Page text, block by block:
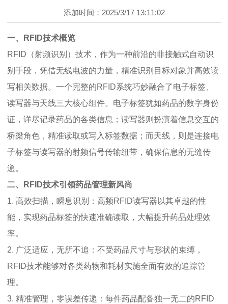
添加时间：2025/3/17 13:11:02
一、RFID技术概览
RFID（射频识别）技术，作为一种前沿的非接触式自动识
别手段，凭借无线电波的力量，精准识别目标对象并高效读
写相关数据。一个完整的RFID系统巧妙融合了电子标签、
读写器与天线三大核心组件。电子标签犹如药品的数字身份
证，详尽记录药品的各类信息；读写器则扮演着信息交互的
桥梁角色，精准读取或写入标签数据；而天线，则是连接电
子标签与读写器的射频信号传输纽带，确保信息的无缝传
递。
二、RFID技术引领药品管理新风尚
1. 高效扫描，瞬息识别：高频RFID读写器以其卓越的性
能，实现药品标签的快速准确读取，大幅提升药品处理效
率。
2. 广泛适应，无所不追：不受药品尺寸与形状的束缚，
RFID技术能够对各类药物和耗材实施全面有效的追踪管
理。
3. 精准管理，零误差传递：每件药品配备独一无二的RFID